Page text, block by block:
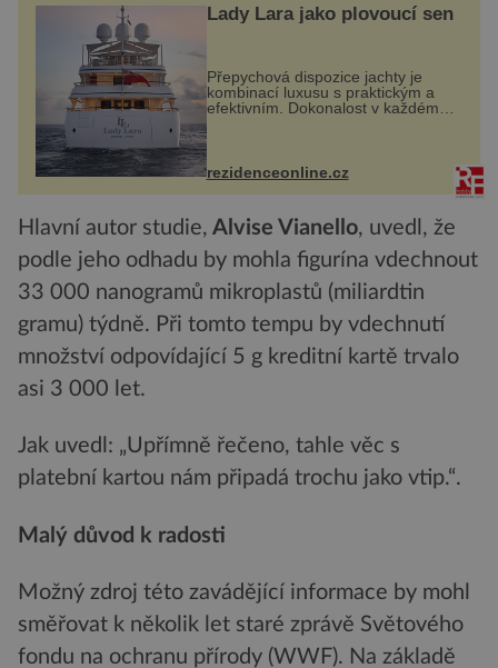
Lady Lara jako plovoucí sen
Přepychová dispozice jachty je
kombinací luxusu s praktickým a
efektivním. Dokonalost v každém
detailu představuje značka Fendi
Casa, kterou byly vybaveny její
paluby. Monacký přístav nabízí
každoročn...
rezidenceonline.cz
Hlavní autor studie, Alvise Vianello, uvedl, že
podle jeho odhadu by mohla figurína vdechnout
33 000 nanogramů mikroplastů (miliardtin
gramu) týdně. Při tomto tempu by vdechnutí
množství odpovídající 5 g kreditní kartě trvalo
asi 3 000 let.
Jak uvedl: „Upřímně řečeno, tahle věc s
platební kartou nám připadá trochu jako vtip.“.
Malý důvod k radosti
Možný zdroj této zavádějící informace by mohl
směřovat k několik let staré zprávě Světového
fondu na ochranu přírody (WWF). Na základě